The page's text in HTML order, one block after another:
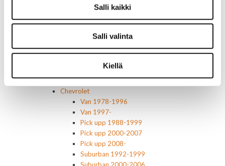
Salli kaikki
Salli valinta
Kiellä
Maalit
Kirjallisuus
Omistajan käsikirjat
Muu autokirjallisuus
Starcraft levikesarja 97-03
Mustang korinosat
Chevrolet
Van 1978-1996
Van 1997-
Pick upp 1988-1999
Pick upp 2000-2007
Pick upp 2008-
Suburban 1992-1999